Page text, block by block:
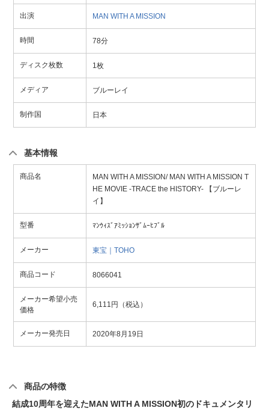
出演 MAN WITH A MISSION
時間 78分
ディスク枚数 1枚
メディア ブルーレイ
制作国 日本
基本情報
商品名
MAN WITH A MISSION/ MAN WITH A MISSION T
HE MOVIE -TRACE the HISTORY- 【ブルーレ
イ】
型番 ﾏﾝｳｨｽﾞｱﾐｯｼｮﾝｻﾞﾑｰﾋﾌﾞﾙ
メーカー 東宝｜TOHO
商品コード 8066041
メーカー希望小売
価格
6,111円（税込）
メーカー発売日 2020年8月19日
商品の特徴
結成10周年を迎えたMAN WITH A MISSION初のドキュメンタリ